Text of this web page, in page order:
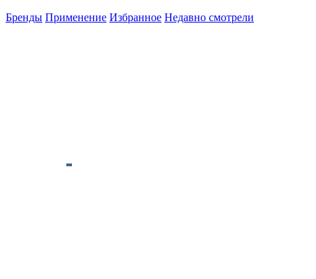
Бренды Применение Избранное Недавно смотрели